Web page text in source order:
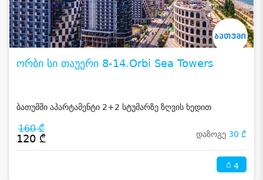
ორბი სი თაუერი 8-14.Orbi Sea Towers
ბათუმში აპარტამენტი 2+2 სტუმარზე ზღვის ხედით
160 ₾
120 ₾ დაზოგე 30 ₾
4